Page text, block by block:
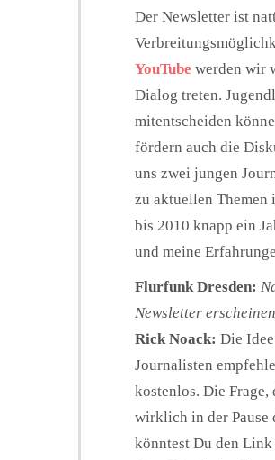
Der Newsletter ist
YouTube werden wir
Dialog treten.
mitentscheiden
fördern auch die
uns zwei jungen
zu aktuellen Themen
bis 2010 knapp ein
und meine
Flurfunk Dresden:
Newsletter
Rick Noack: Die
Journalisten
kostenlos. Die
wirklich in der Pause
könntest Du den